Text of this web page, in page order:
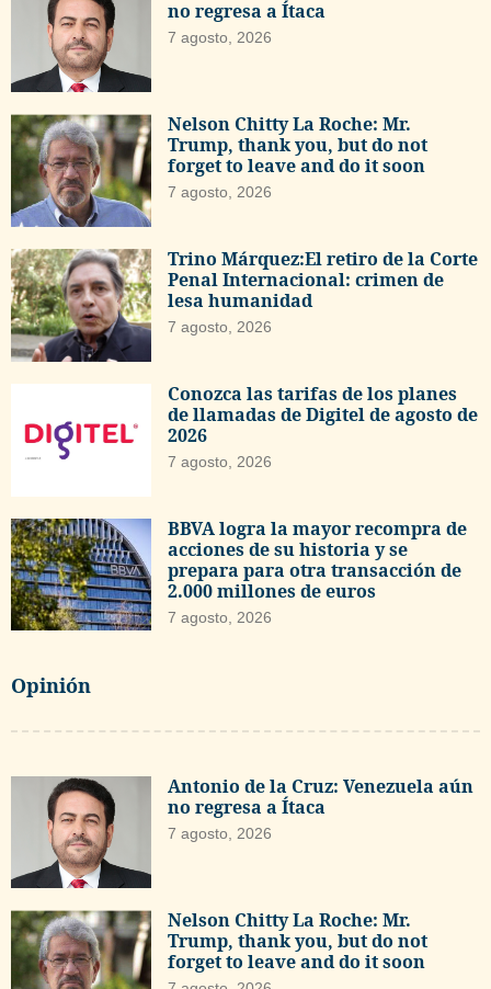
no regresa a Ítaca
7 agosto, 2026
Nelson Chitty La Roche: Mr.
Trump, thank you, but do not
forget to leave and do it soon
7 agosto, 2026
Trino Márquez:El retiro de la Corte
Penal Internacional: crimen de
lesa humanidad
7 agosto, 2026
Conozca las tarifas de los planes
de llamadas de Digitel de agosto de
2026
7 agosto, 2026
BBVA logra la mayor recompra de
acciones de su historia y se
prepara para otra transacción de
2.000 millones de euros
7 agosto, 2026
Opinión
Antonio de la Cruz: Venezuela aún
no regresa a Ítaca
7 agosto, 2026
Nelson Chitty La Roche: Mr.
Trump, thank you, but do not
forget to leave and do it soon